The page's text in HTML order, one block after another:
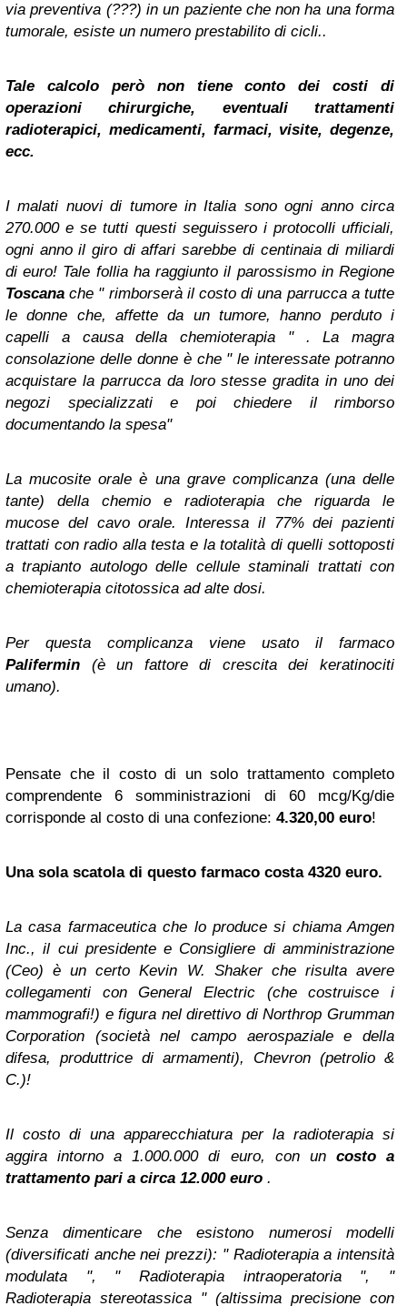
via preventiva (???) in un paziente che non ha una forma
tumorale, esiste un numero prestabilito di cicli..
Tale calcolo però non tiene conto dei costi di
operazioni chirurgiche, eventuali trattamenti
radioterapici, medicamenti, farmaci, visite, degenze,
ecc.
I malati nuovi di tumore in Italia sono ogni anno circa
270.000 e se tutti questi seguissero i protocolli ufficiali,
ogni anno il giro di affari sarebbe di centinaia di miliardi
di euro! Tale follia ha raggiunto il parossismo in Regione
Toscana che " rimborserà il costo di una parrucca a tutte
le donne che, affette da un tumore, hanno perduto i
capelli a causa della chemioterapia " . La magra
consolazione delle donne è che " le interessate potranno
acquistare la parrucca da loro stesse gradita in uno dei
negozi specializzati e poi chiedere il rimborso
documentando la spesa"
La mucosite orale è una grave complicanza (una delle
tante) della chemio e radioterapia che riguarda le
mucose del cavo orale. Interessa il 77% dei pazienti
trattati con radio alla testa e la totalità di quelli sottoposti
a trapianto autologo delle cellule staminali trattati con
chemioterapia citotossica ad alte dosi.
Per questa complicanza viene usato il farmaco
Palifermin (è un fattore di crescita dei keratinociti
umano).
Pensate che il costo di un solo trattamento completo
comprendente 6 somministrazioni di 60 mcg/Kg/die
corrisponde al costo di una confezione: 4.320,00 euro!
Una sola scatola di questo farmaco costa 4320 euro.
La casa farmaceutica che lo produce si chiama Amgen
Inc., il cui presidente e Consigliere di amministrazione
(Ceo) è un certo Kevin W. Shaker che risulta avere
collegamenti con General Electric (che costruisce i
mammografi!) e figura nel direttivo di Northrop Grumman
Corporation (società nel campo aerospaziale e della
difesa, produttrice di armamenti), Chevron (petrolio &
C.)!
Il costo di una apparecchiatura per la radioterapia si
aggira intorno a 1.000.000 di euro, con un costo a
trattamento pari a circa 12.000 euro .
Senza dimenticare che esistono numerosi modelli
(diversificati anche nei prezzi): " Radioterapia a intensità
modulata ", " Radioterapia intraoperatoria ", "
Radioterapia stereotassica " (altissima precisione con